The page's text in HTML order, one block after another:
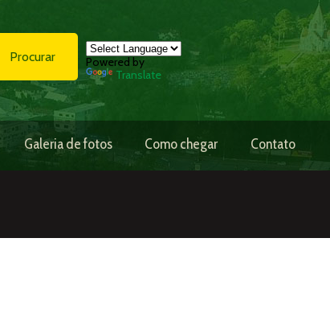
Procurar
Powered by
Translate
Galeria de fotos Como chegar Contato